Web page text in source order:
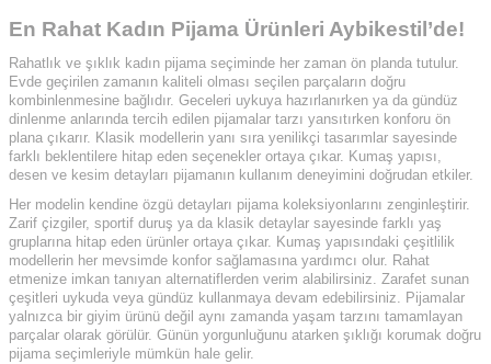
En Rahat Kadın Pijama Ürünleri Aybikestil’de!
Rahatlık ve şıklık kadın pijama seçiminde her zaman ön planda tutulur.
Evde geçirilen zamanın kaliteli olması seçilen parçaların doğru
kombinlenmesine bağlıdır. Geceleri uykuya hazırlanırken ya da gündüz
dinlenme anlarında tercih edilen pijamalar tarzı yansıtırken konforu ön
plana çıkarır. Klasik modellerin yanı sıra yenilikçi tasarımlar sayesinde
farklı beklentilere hitap eden seçenekler ortaya çıkar. Kumaş yapısı,
desen ve kesim detayları pijamanın kullanım deneyimini doğrudan etkiler.
Her modelin kendine özgü detayları pijama koleksiyonlarını zenginleştirir.
Zarif çizgiler, sportif duruş ya da klasik detaylar sayesinde farklı yaş
gruplarına hitap eden ürünler ortaya çıkar. Kumaş yapısındaki çeşitlilik
modellerin her mevsimde konfor sağlamasına yardımcı olur. Rahat
etmenize imkan tanıyan alternatiflerden verim alabilirsiniz. Zarafet sunan
çeşitleri uykuda veya gündüz kullanmaya devam edebilirsiniz. Pijamalar
yalnızca bir giyim ürünü değil aynı zamanda yaşam tarzını tamamlayan
parçalar olarak görülür. Günün yorgunluğunu atarken şıklığı korumak doğru
pijama seçimleriyle mümkün hale gelir.